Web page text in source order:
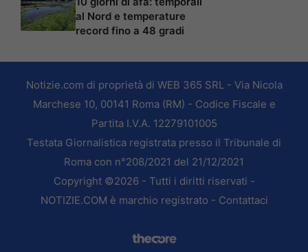
al Nord e temperature
record fino a 48 gradi
Notizie.com di proprietà di WEB 365 SRL - Via Nicola
Marchese 10, 00141 Roma (RM) - Codice Fiscale e
Partita I.V.A. 12279101005
Testata Giornalistica registrata presso il Tribunale di
Roma con n°208/2021 del 21/12/2021
Copyright ©2026 - Tutti i diritti riservati -
NOTIZIE.COM è marchio registrato - Contattaci